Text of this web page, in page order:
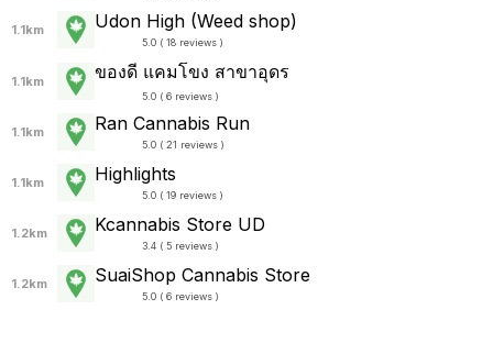
1.1km Udon High (Weed shop)
5.0 ( 18 reviews )
1.1km ของดี แคมโขง สาขาอุดร
5.0 ( 6 reviews )
1.1km Ran Cannabis Run
5.0 ( 21 reviews )
1.1km Highlights
5.0 ( 19 reviews )
1.2km Kcannabis Store UD
3.4 ( 5 reviews )
1.2km SuaiShop Cannabis Store
5.0 ( 6 reviews )